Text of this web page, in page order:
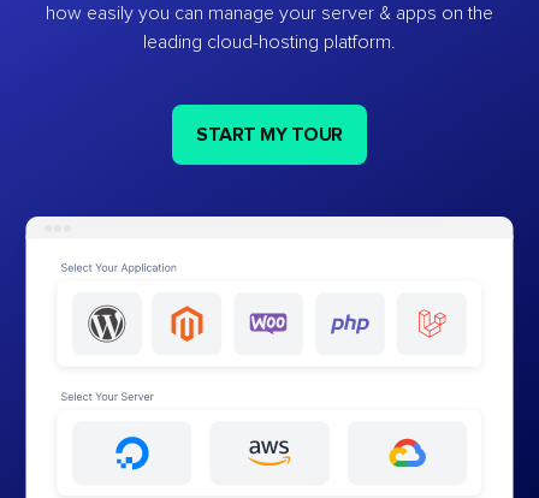
how easily you can manage your server & apps on the
leading cloud-hosting platform.
START MY TOUR